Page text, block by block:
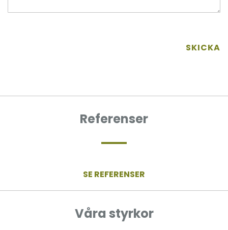
SKICKA
Referenser
SE REFERENSER
Våra styrkor